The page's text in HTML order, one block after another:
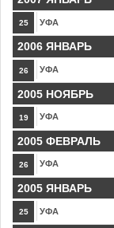
25 УФА
2006 ЯНВАРЬ
26 УФА
2005 НОЯБРЬ
19 УФА
2005 ФЕВРАЛЬ
26 УФА
2005 ЯНВАРЬ
25 УФА